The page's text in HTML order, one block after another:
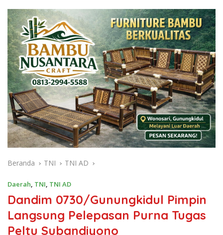
Beranda TNI TNI AD
Daerah, TNI, TNI AD
Dandim 0730/Gunungkidul Pimpin
Langsung Pelepasan Purna Tugas
Peltu Subandiyono